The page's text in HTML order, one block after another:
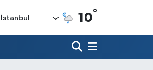
İstanbul 10°